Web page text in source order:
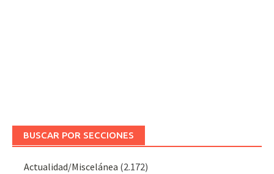
BUSCAR POR SECCIONES
Actualidad/Miscelánea (2.172)